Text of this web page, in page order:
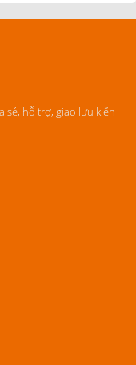
sẻ, hỗ trợ, giao lưu kiến